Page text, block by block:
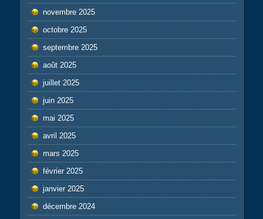
novembre 2025
octobre 2025
septembre 2025
août 2025
juillet 2025
juin 2025
mai 2025
avril 2025
mars 2025
février 2025
janvier 2025
décembre 2024